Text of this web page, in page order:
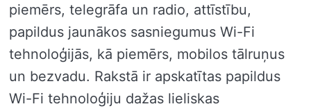
piemērs, telegrāfa un radio, attīstību,
papildus jaunākos sasniegumus Wi-Fi
tehnoloģijās, kā piemērs, mobilos tālruņus
un bezvadu. Rakstā ir apskatītas papildus
Wi-Fi tehnoloģiju dažas lieliskas